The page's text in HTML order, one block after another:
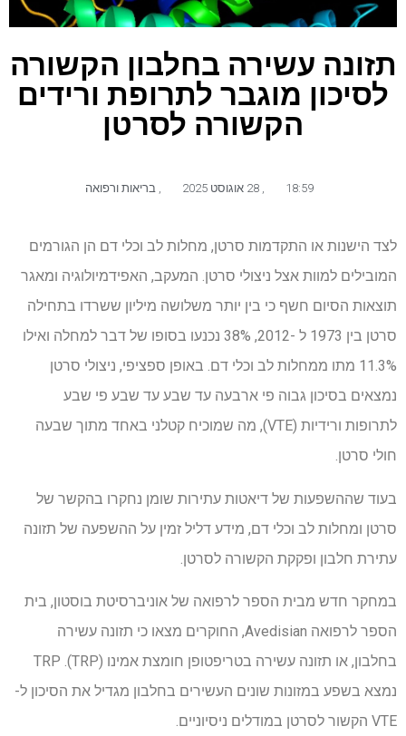
תזונה עשירה בחלבון הקשורה
לסיכון מוגבר לתרופת ורידים
הקשורה לסרטן
18:59 בריאות ורפואה
לצד הישנות או התקדמות סרטן, מחלות לב וכלי דם הן הגורמים
המובילים למוות אצל ניצולי סרטן. המעקב, האפידמיולוגיה ומאגר
תוצאות הסיום חשף כי בין יותר משלושה מיליון ששרדו בתחילה
סרטן בין 1973 ל -2012, 38% נכנעו בסופו של דבר למחלה ואילו
11.3% מתו ממחלות לב וכלי דם. באופן ספציפי, ניצולי סרטן
נמצאים בסיכון גבוה פי ארבעה עד שבע עד שבע פי שבע
לתרופות ורידיות (VTE), מה שמוכיח קטלני באחד מתוך שבעה
חולי סרטן.
בעוד שההשפעות של דיאטות עתירות שומן נחקרו בהקשר של
סרטן ומחלות לב וכלי דם, מידע דליל זמין על ההשפעה של תזונה
עתירת חלבון ופקקת הקשורה לסרטן.
במחקר חדש מבית הספר לרפואה של אוניברסיטת בוסטון, בית
הספר לרפואה Avedisian, החוקרים מצאו כי תזונה עשירה
בחלבון, או תזונה עשירה בטריפטופן חומצת אמינו (TRP). TRP
נמצא בשפע במזונות שונים העשירים בחלבון מגדיל את הסיכון ל-
VTE הקשור לסרטן במודלים ניסיוניים.